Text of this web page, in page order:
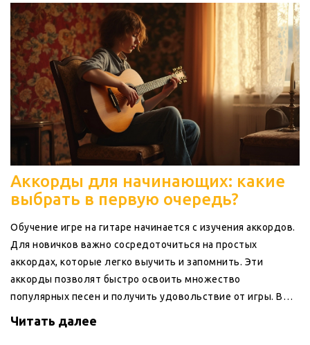
Аккорды для начинающих: какие
выбрать в первую очередь?
Обучение игре на гитаре начинается с изучения аккордов.
Для новичков важно сосредоточиться на простых
аккордах, которые легко выучить и запомнить. Эти
аккорды позволят быстро освоить множество
популярных песен и получить удовольствие от игры. В
вам начать своё музыкальное путешествие.
Читать далее